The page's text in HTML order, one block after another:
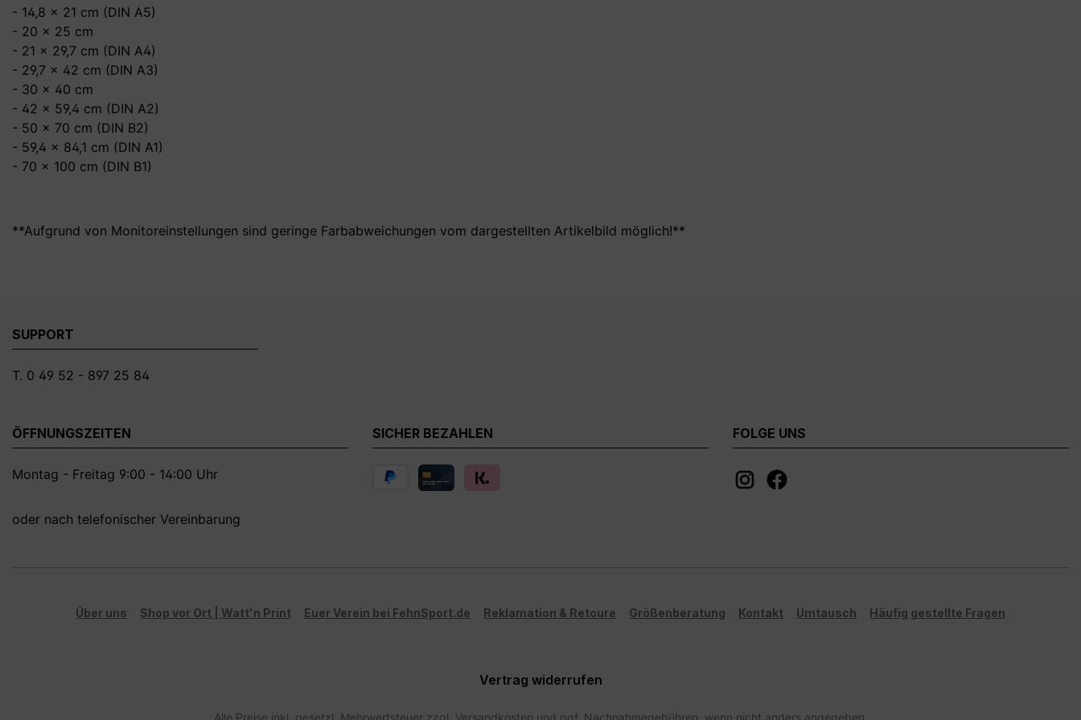
- 14,8 x 21 cm (DIN A5)
- 20 x 25 cm
- 21 x 29,7 cm (DIN A4)
- 29,7 x 42 cm (DIN A3)
- 30 x 40 cm
- 42 x 59,4 cm (DIN A2)
- 50 x 70 cm (DIN B2)
- 59,4 x 84,1 cm (DIN A1)
- 70 x 100 cm (DIN B1)
**Aufgrund von Monitoreinstellungen sind geringe Farbabweichungen vom dargestellten Artikelbild möglich!**
SUPPORT
T. 0 49 52 - 897 25 84
ÖFFNUNGSZEITEN
Montag - Freitag 9:00 - 14:00 Uhr
oder nach telefonischer Vereinbarung
SICHER BEZAHLEN FOLGE UNS
Über uns Shop vor Ort | Watt'n Print Euer Verein bei FehnSport.de Reklamation & Retoure Größenberatung Kontakt Umtausch Häufig gestellte Fragen
Vertrag widerrufen
Alle Preise inkl. gesetzl. Mehrwertsteuer zzgl. Versandkosten und ggf. Nachnahmegebühren, wenn nicht anders angegeben.